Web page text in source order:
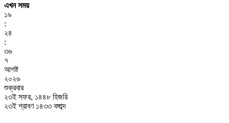
এখন সময়
১৯
:
২৪
:
৩৬
৭
আগষ্ট
২০২৬
শুক্রবার
২৩ই সফর, ১৪৪৮ হিজরি
২৩ই শ্রাবণ ১৪৩৩ বঙ্গাব্দ